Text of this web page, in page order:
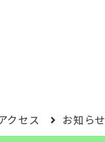
クセス お知らせ